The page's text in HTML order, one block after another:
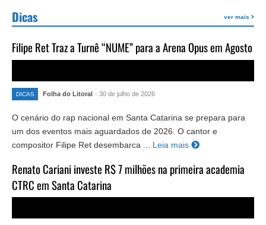
Dicas ver mais
Filipe Ret Traz a Turnê “NUME” para a Arena Opus em Agosto
DICAS Folha do Litoral - 30 de julho de 2026
O cenário do rap nacional em Santa Catarina se prepara para
um dos eventos mais aguardados de 2026. O cantor e
compositor Filipe Ret desembarca ...
Leia mais
Renato Cariani investe R$ 7 milhões na primeira academia
CTRC em Santa Catarina